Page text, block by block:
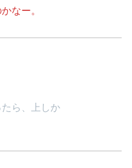
なー。
ら、上しか